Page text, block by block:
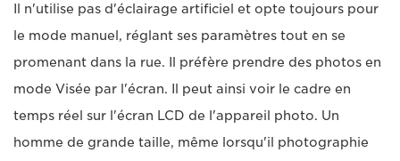
Il n'utilise pas d'éclairage artificiel et opte toujours pour
le mode manuel, réglant ses paramètres tout en se
promenant dans la rue. Il préfère prendre des photos en
mode Visée par l'écran. Il peut ainsi voir le cadre en
temps réel sur l'écran LCD de l'appareil photo. Un
homme de grande taille, même lorsqu'il photographie